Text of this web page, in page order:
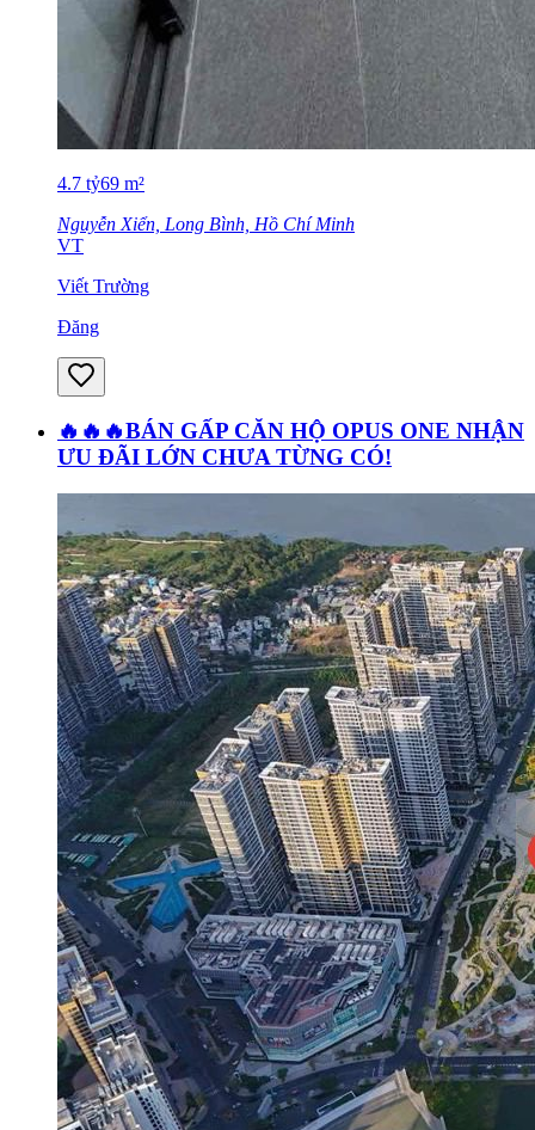
4.7 tỷ69 m²
Nguyễn Xiển, Long Bình, Hồ Chí Minh
VT
Viết Trường
Đăng
🔥🔥🔥BÁN GẤP CĂN HỘ OPUS ONE NHẬN
ƯU ĐÃI LỚN CHƯA TỪNG CÓ!